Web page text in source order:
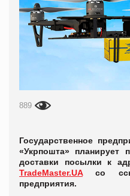
889
Государственное
«Укрпошта» планирует
доставки посылки к
TradeMaster.UAсо
предприятия.